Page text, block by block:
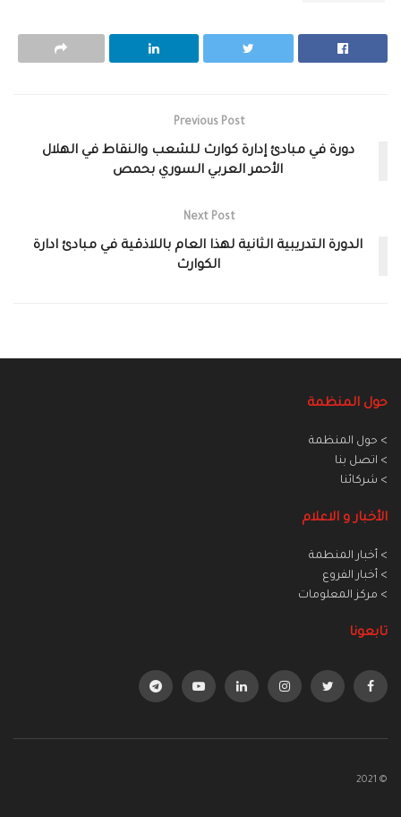
Previous Post
‎دورة في مبادئ إدارة كوارث للشعب والنقاط‎ في الهلال
الأحمر العربي السوري بحمص
Next Post
الدورة التدريبية الثانية لهذا العام باللاذقية في مبادئ ادارة
الكوارث
حول المنظمة
> حول المنظمة
> اتصل بنا
> شركائنا
الأخبار و الاعلام
> أخبار المنطمة
> أخبار الفروع
> مركز المعلومات
تابعونا
© 2021